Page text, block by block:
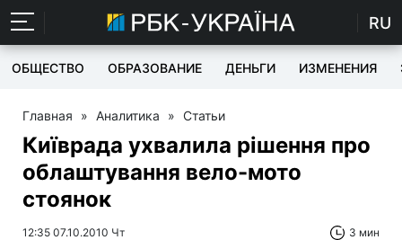
RU
ОБЩЕСТВО ОБРАЗОВАНИЕ ДЕНЬГИ ИЗМЕНЕНИЯ
Главная » Аналитика » Статьи
Київрада ухвалила рішення про
облаштування вело-мото
стоянок
12:35 07.10.2010 Чт 3 мин